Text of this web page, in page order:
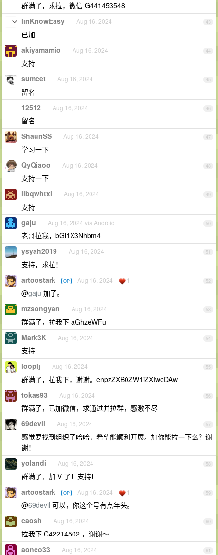
群满了，求拉，微信 G441453548
43
linKnowEasy Aug 16, 2024
已加
44
akiyamamio Aug 16, 2024
支持
45
sumcet Aug 16, 2024
留名
46
12512 Aug 16, 2024
留名
47
ShaunSS Aug 16, 2024
学习一下
48
QyQiaoo Aug 16, 2024
支持一下
49
llbqwhtxi Aug 16, 2024
支持
50
gaju Aug 16, 2024 via Android
老哥拉我，bGl1X3Nhbm4=
51
ysyah2019 Aug 16, 2024
支持，求拉！
52
artoostark OP Aug 16, 2024 1
@gaju 加了。
53
mzsongyan Aug 16, 2024
群满了，拉我下 aGhzeWFu
54
Mark3K Aug 16, 2024
支持
55
looplj Aug 16, 2024
群满了，拉我下，谢谢。enpzZXB0ZW1iZXIweDAw
56
tokas93 Aug 16, 2024
群满了，已加微信，求通过并拉群，感激不尽
57
69devil Aug 16, 2024
感觉要找到组织了哈哈，希望能顺利开展。加你能拉一下么？谢
谢！
58
yolandi Aug 16, 2024
群满了，加 V 了！支持！
59
artoostark OP Aug 16, 2024 1
@69devil 可以，你这个号有点年头。
60
caosh Aug 16, 2024
拉我下 C42214502 ，谢谢～
61
aonco33 Aug 16, 2024